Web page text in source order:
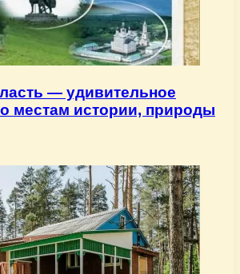
— удивительное
местам истории, природы